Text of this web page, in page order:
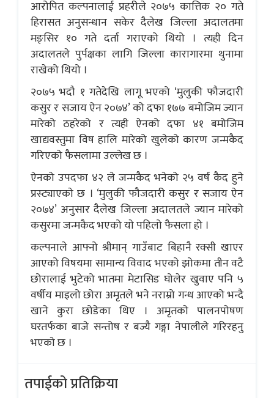
आरोपित कल्पनालाई प्रहरीले २०७५ कात्तिक २० गते
हिरासत अनुसन्धान सकेर दैलेख जिल्ला अदालतमा
मङ्सिर १० गते दर्ता गराएको थियो । त्यही दिन
अदालतले पुर्पक्षका लागि जिल्ला कारागारमा थुनामा
राखेको थियो ।
२०७५ भदौ १ गतेदेखि लागू भएको ‘मुलुकी फौजदारी
कसुर र सजाय ऐन २०७४’ को दफा १७७ बमोजिम ज्यान
मारेको ठहरेको र त्यही ऐनको दफा ४१ बमोजिम
खाद्यवस्तुमा विष हालि मारेको खुलेको कारण जन्मकैद
गरिएको फैसलामा उल्लेख छ ।
ऐनको उपदफा ४२ ले जन्मकैद भनेको २५ वर्ष कैद हुने
प्रस्ट्याएकाे छ । ‘मुलुकी फौजदारी कसुर र सजाय ऐन
२०७४’ अनुसार दैलेख जिल्ला अदालतले ज्यान मारेको
कसुरमा जन्मकैद भएको याे पहिलो फैसला हो ।
कल्पनाले आफ्नो श्रीमान् गाउँबाट बिहानै रक्सी खाएर
आएको विषयमा सामान्य विवाद भएको झोकमा तीन वटै
छोरालाई भुटेको भातमा मेटासिड घोलेर खुवाए पनि ५
वर्षीय माइलो छोरा अमृतले भने नराम्रो गन्ध आएको भन्दै
खाने कुरा छोडेका थिए । अमृतकाे पालनपाेषण
घरतर्फका बाजे सन्तोष र बज्यै गङ्गा नेपालीले गरिरहनु
भएकाे छ ।
तपाईको प्रतिक्रिया